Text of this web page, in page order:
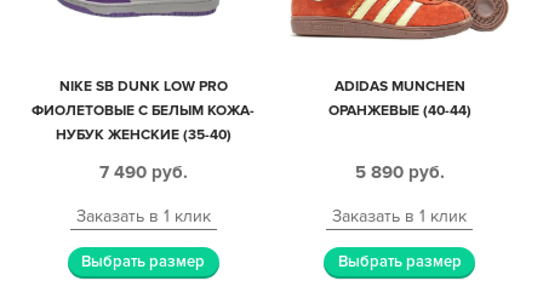
NIKE SB DUNK LOW PRO
ФИОЛЕТОВЫЕ С БЕЛЫМ КОЖА-
НУБУК ЖЕНСКИЕ (35-40)
7 490 руб.
Заказать в 1 клик
Выбрать размер
ADIDAS MUNCHEN
ОРАНЖЕВЫЕ (40-44)
5 890 руб.
Заказать в 1 клик
Выбрать размер